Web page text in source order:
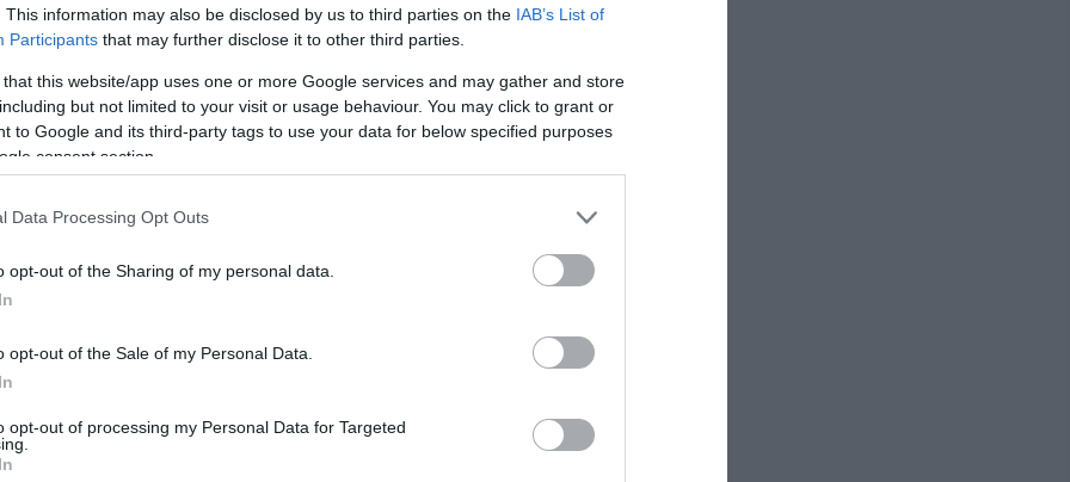
This information may also be disclosed by us to third parties on the IAB’s List of
Participants that may further disclose it to other third parties.
that this website/app uses one or more Google services and may gather and store
but not limited to your visit or usage behaviour. You may click to grant or
to Google and its third-party tags to use your data for below specified purposes
consent section.
Data Processing Opt Outs
opt-out of the Sharing of my personal data.
opt-out of the Sale of my Personal Data.
opt-out of processing my Personal Data for Targeted
Eφαρμόστε κάθε πρωί και βράδυ.
εφαρμόστε το με τα ακροδάχτυλά σας σε καθαρό και στεγνό πρόσωπο.